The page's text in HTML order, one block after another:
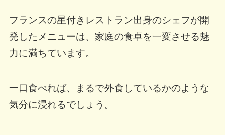
フランスの星付きレストラン出身のシェフが開
発したメニューは、家庭の食卓を一変させる魅
力に満ちています。
一口食べれば、まるで外食しているかのような
気分に浸れるでしょう。